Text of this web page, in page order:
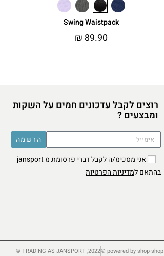
Swing Waistpack
₪ 89.90
רוצים לקבל עדכונים חמים על השקות
ומבצעים ?
אני מסכימ/ה לקבל דברי פרסומת מ jansport
בהתאם למדיניות הפרטיות
הרשמה
powered by shop-shop ©️
2022, TRADING AS JANSPORT ©